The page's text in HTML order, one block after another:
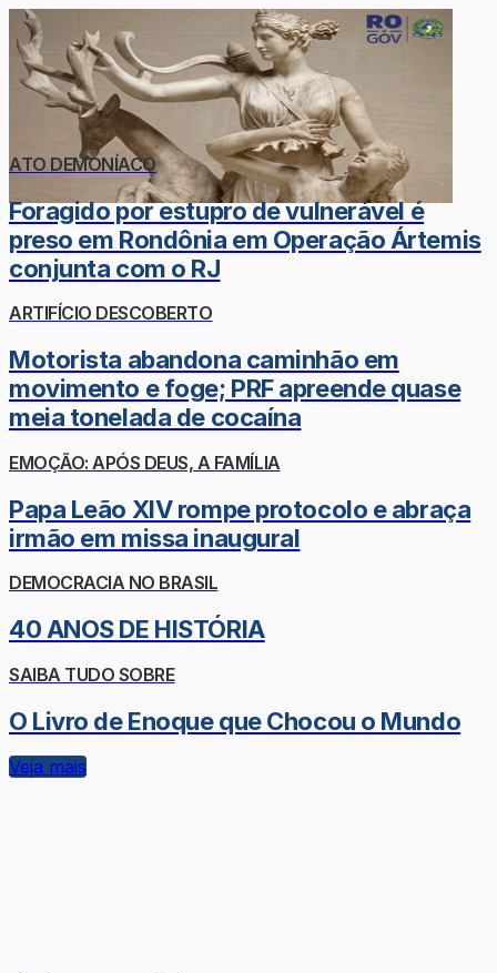
ATO DEMONÍACO
Foragido por estupro de vulnerável é
preso em Rondônia em Operação Ártemis
conjunta com o RJ
ARTIFÍCIO DESCOBERTO
Motorista abandona caminhão em
movimento e foge; PRF apreende quase
meia tonelada de cocaína
EMOÇÃO: APÓS DEUS, A FAMÍLIA
Papa Leão XIV rompe protocolo e abraça
irmão em missa inaugural
DEMOCRACIA NO BRASIL
40 ANOS DE HISTÓRIA
SAIBA TUDO SOBRE
O Livro de Enoque que Chocou o Mundo
Veja mais